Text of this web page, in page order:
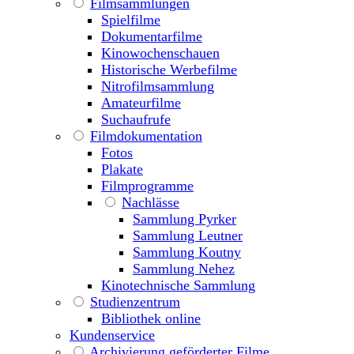
Filmsammlungen
Spielfilme
Dokumentarfilme
Kinowochenschauen
Historische Werbefilme
Nitrofilmsammlung
Amateurfilme
Suchaufrufe
Filmdokumentation
Fotos
Plakate
Filmprogramme
Nachlässe
Sammlung Pyrker
Sammlung Leutner
Sammlung Koutny
Sammlung Nehez
Kinotechnische Sammlung
Studienzentrum
Bibliothek online
Kundenservice